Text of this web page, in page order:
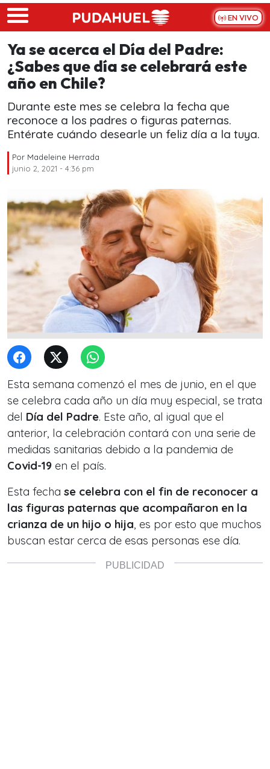
Skip to main content
EN VIVO
Ya se acerca el Día del Padre:
¿Sabes que día se celebrará este
año en Chile?
Durante este mes se celebra la fecha que
reconoce a los padres o figuras paternas.
Entérate cuándo desearle un feliz día a la tuya.
Por Madeleine Herrada
junio 2, 2021 - 4:36 pm
Esta semana comenzó el mes de junio, en el que
se celebra cada año un día muy especial, se trata
del Día del Padre. Este año, al igual que el
anterior, la celebración contará con una serie de
medidas sanitarias debido a la pandemia de
Covid-19 en el país.
Esta fecha se celebra con el fin de reconocer a
las figuras paternas que acompañaron en la
crianza de un hijo o hija, es por esto que muchos
buscan estar cerca de esas personas ese día.